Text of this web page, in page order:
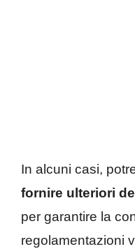
In alcuni casi,
fornire ulteriori
per garantire la
regolamentazioni